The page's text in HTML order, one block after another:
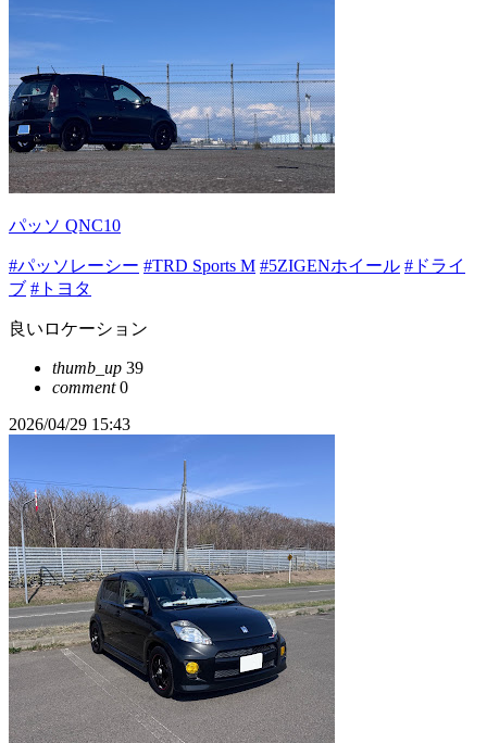
パッソ QNC10
#パッソレーシー #TRD Sports M #5ZIGENホイール #ドライ
ブ #トヨタ
良いロケーション
thumb_up 39
comment0
2026/04/29 15:43